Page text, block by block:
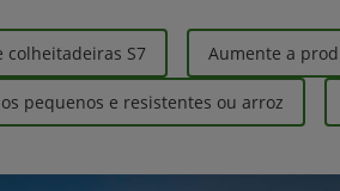
colheitadeiras S7 Aumente a
pequenos e resistentes ou arroz